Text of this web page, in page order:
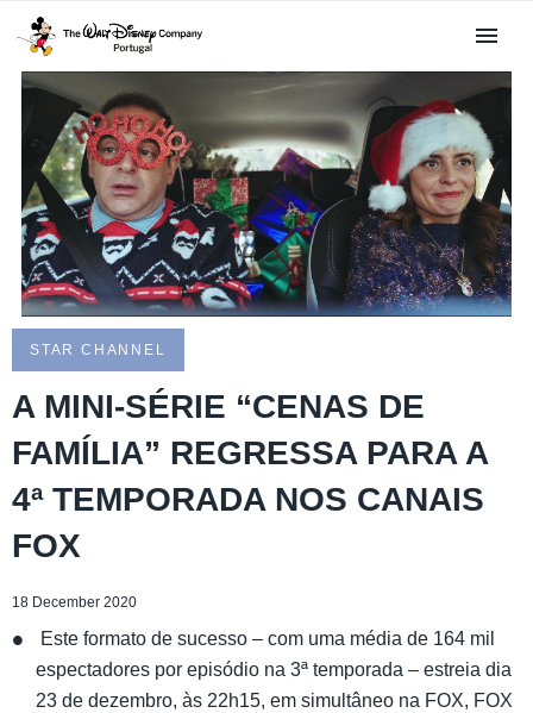
STAR CHANNEL
A MINI-SÉRIE “CENAS DE
FAMÍLIA” REGRESSA PARA A
4ª TEMPORADA NOS CANAIS
FOX
18 December 2020
Este formato de sucesso – com uma média de 164 mil
espectadores por episódio na 3ª temporada – estreia dia
23 de dezembro, às 22h15, em simultâneo na FOX, FOX